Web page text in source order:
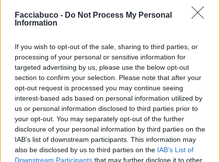
Facciabuco - Do Not Process My Personal
Information
If you wish to opt-out of the sale, sharing to third parties, or
processing of your personal or sensitive information for
targeted advertising by us, please use the below opt-out
section to confirm your selection. Please note that after your
opt-out request is processed you may continue seeing
interest-based ads based on personal information utilized by
us or personal information disclosed to third parties prior to
your opt-out. You may separately opt-out of the further
disclosure of your personal information by third parties on the
IAB’s list of downstream participants. This information may
also be disclosed by us to third parties on the IAB’s List of
Downstream Participants that may further disclose it to other
26 Luglio 2025 alle ore 13:07
EbbeneSi:
Mandy la ricetta della torta non l'ho mai
vista, vado a vedere grazie😋
26 Luglio 2025 alle ore 13:07
·Ti stimo·Rispondi
Mandy:EbbeneSi nemmeno io l'ho mai fatta fammi
sapere , le melanzane al cioccolato le ho assaggiate
ancora ma la torta no . L'ho fatta ancora con le
zucchine 😋
26 Luglio 2025 alle ore 13:12